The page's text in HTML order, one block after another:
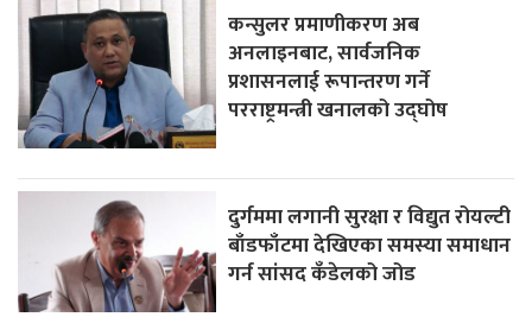
कन्सुलर प्रमाणीकरण अब
अनलाइनबाट, सार्वजनिक
प्रशासनलाई रूपान्तरण गर्ने
परराष्ट्रमन्त्री खनालको उद्घोष
दुर्गममा लगानी सुरक्षा र विद्युत रोयल्टी
बाँडफाँटमा देखिएका समस्या समाधान
गर्न सांसद कँडेलको जोड